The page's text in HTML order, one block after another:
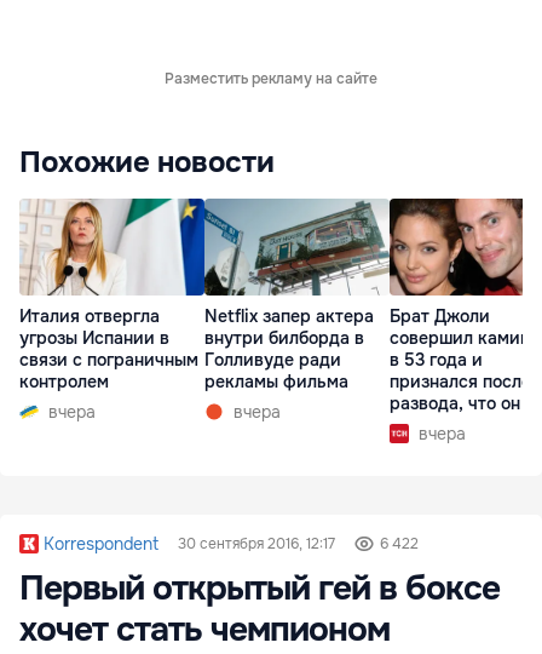
Разместить рекламу на сайте
Похожие новости
Италия отвергла
угрозы Испании в
связи с пограничным
контролем
вчера
Netflix запер актера
внутри билборда в
Голливуде ради
рекламы фильма
вчера
Брат Джоли
совершил
в 53 года и
признался после
развода, что он
вчера
Korrespondent 30 сентября 2016, 12:17 6 422
Первый открытый гей в боксе
хочет стать чемпионом